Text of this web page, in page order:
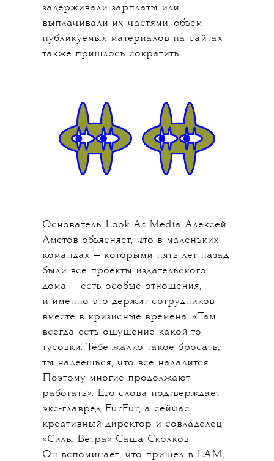
задерживали зарплаты или
выплачивали их частями; объем
публикуемых материалов на сайтах
также пришлось сократить.
Основатель Look At Media Алексей
Аметов объясняет, что в маленьких
командах — которыми пять лет назад
были все проекты издательского
дома — есть особые отношения,
и именно это держит сотрудников
вместе в кризисные времена. «Там
всегда есть ощущение какой-то
тусовки. Тебе жалко такое бросать,
ты надеешься, что все наладится.
Поэтому многие продолжают
работать». Его слова подтверждает
экс-главред FurFur, а сейчас
креативный директор и совладелец
«Силы Ветра» Саша Сколков.
Он вспоминает, что пришел в LAM,